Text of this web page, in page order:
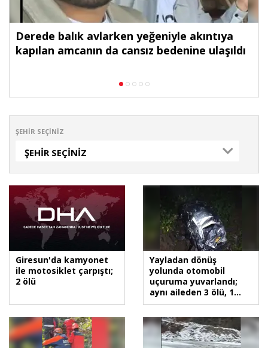
Derede balık avlarken yeğeniyle akıntıya
kapılan amcanın da cansız bedenine ulaşıldı
ŞEHIR SEÇINIZ
ŞEHIR SEÇINIZ
Giresun'da kamyonet
ile motosiklet çarpıştı;
2 ölü
Yayladan dönüş
yolunda otomobil
uçuruma yuvarlandı;
aynı aileden 3 ölü, 1
yaralı